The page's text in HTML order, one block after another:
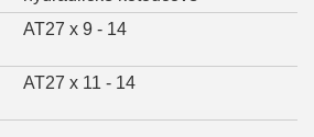
AT27 x 9 - 14
AT27 x 11 - 14